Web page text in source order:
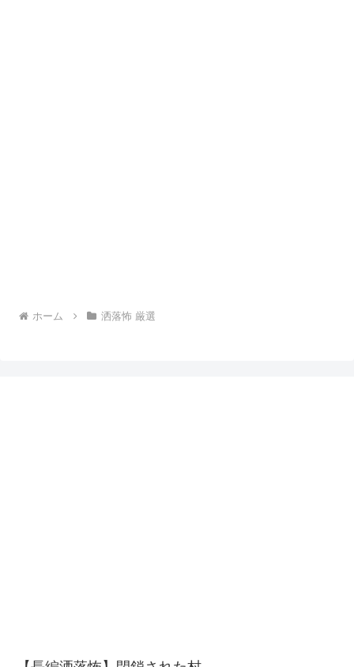
ホーム 洒落怖 厳選